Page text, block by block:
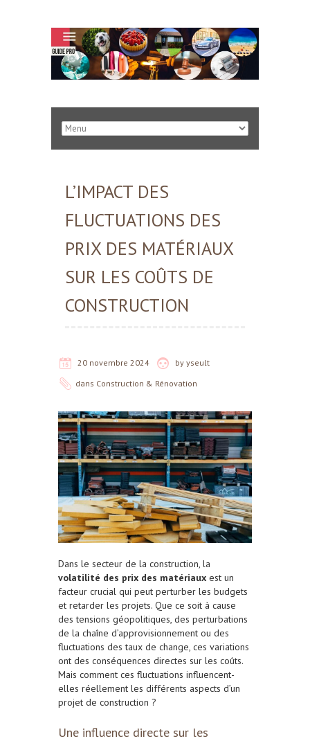
L’IMPACT DES
FLUCTUATIONS DES
PRIX DES MATÉRIAUX
SUR LES COÛTS DE
CONSTRUCTION
20 novembre 2024 by yseult
dans Construction & Rénovation
Dans le secteur de la construction, la
volatilité des prix des matériaux est un
facteur crucial qui peut perturber les budgets
et retarder les projets. Que ce soit à cause
des tensions géopolitiques, des perturbations
de la chaîne d’approvisionnement ou des
fluctuations des taux de change, ces variations
ont des conséquences directes sur les coûts.
Mais comment ces fluctuations influencent-
elles réellement les différents aspects d’un
projet de construction ?
Une influence directe sur les